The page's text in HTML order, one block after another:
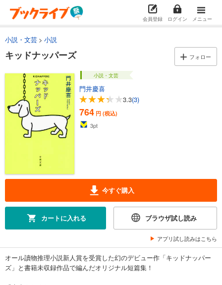
会員登録 ログイン メニュー
小説・文芸 小説
キッドナッパーズ フォロー
小説・文芸
門井慶喜
3.3(3)
764 円 (税込)
3pt
今すぐ購入
カートに入れる ブラウザ試し読み
アプリ試し読みはこちら
オール讀物推理小説新人賞を受賞した幻のデビュー作「キッドナッパー
ズ」と書籍未収録作品で編んだオリジナル短篇集！